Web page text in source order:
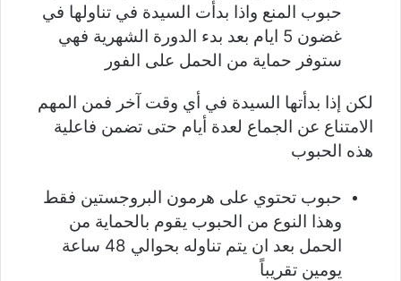
حبوب المنع واذا بدأت السيدة في تناولها في
غضون 5 ايام بعد بدء الدورة الشهرية فهي
ستوفر حماية من الحمل على الفور
لكن إذا بدأتها السيدة في أي وقت آخر فمن المهم
الامتناع عن الجماع لعدة أيام حتى تضمن فاعلية
هذه الحبوب
حبوب تحتوي على هرمون البروجستين فقط
وهذا النوع من الحبوب يقوم بالحماية من
الحمل بعد ان يتم تناوله بحوالي 48 ساعة
يومين تقريباً